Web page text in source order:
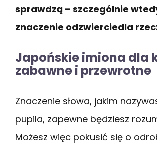
sprawdzą – szczególnie
znaczenie odzwierciedla
Japońskie imiona dla
zabawne i przewrotne
Znaczenie słowa, jakim
pupila, zapewne będziesz
Możesz więc pokusić się o